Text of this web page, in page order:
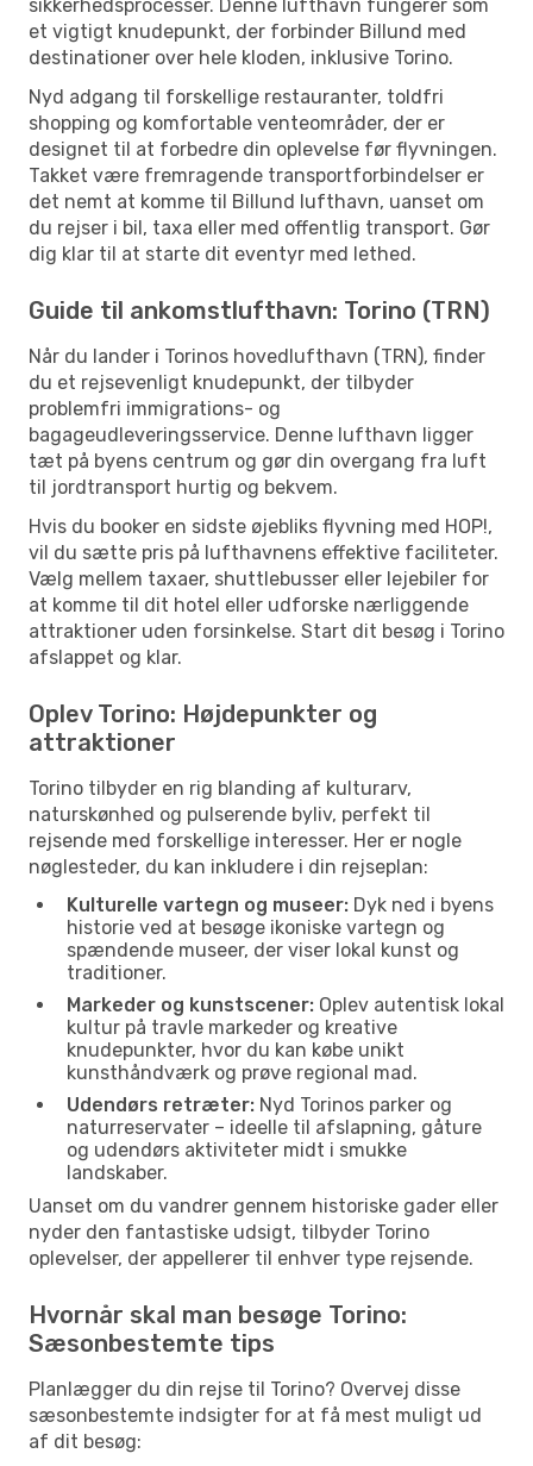
sikkerhedsprocesser. Denne lufthavn fungerer som
et vigtigt knudepunkt, der forbinder Billund med
destinationer over hele kloden, inklusive Torino.
Nyd adgang til forskellige restauranter, toldfri
shopping og komfortable venteområder, der er
designet til at forbedre din oplevelse før flyvningen.
Takket være fremragende transportforbindelser er
det nemt at komme til Billund lufthavn, uanset om
du rejser i bil, taxa eller med offentlig transport. Gør
dig klar til at starte dit eventyr med lethed.
Guide til ankomstlufthavn: Torino (TRN)
Når du lander i Torinos hovedlufthavn (TRN), finder
du et rejsevenligt knudepunkt, der tilbyder
problemfri immigrations- og
bagageudleveringsservice. Denne lufthavn ligger
tæt på byens centrum og gør din overgang fra luft
til jordtransport hurtig og bekvem.
Hvis du booker en sidste øjebliks flyvning med HOP!,
vil du sætte pris på lufthavnens effektive faciliteter.
Vælg mellem taxaer, shuttlebusser eller lejebiler for
at komme til dit hotel eller udforske nærliggende
attraktioner uden forsinkelse. Start dit besøg i Torino
afslappet og klar.
Oplev Torino: Højdepunkter og
attraktioner
Torino tilbyder en rig blanding af kulturarv,
naturskønhed og pulserende byliv, perfekt til
rejsende med forskellige interesser. Her er nogle
nøglesteder, du kan inkludere i din rejseplan:
Kulturelle vartegn og museer: Dyk ned i byens
historie ved at besøge ikoniske vartegn og
spændende museer, der viser lokal kunst og
traditioner.
Markeder og kunstscener: Oplev autentisk lokal
kultur på travle markeder og kreative
knudepunkter, hvor du kan købe unikt
kunsthåndværk og prøve regional mad.
Udendørs retræter: Nyd Torinos parker og
naturreservater – ideelle til afslapning, gåture
og udendørs aktiviteter midt i smukke
landskaber.
Uanset om du vandrer gennem historiske gader eller
nyder den fantastiske udsigt, tilbyder Torino
oplevelser, der appellerer til enhver type rejsende.
Hvornår skal man besøge Torino:
Sæsonbestemte tips
Planlægger du din rejse til Torino? Overvej disse
sæsonbestemte indsigter for at få mest muligt ud
af dit besøg: